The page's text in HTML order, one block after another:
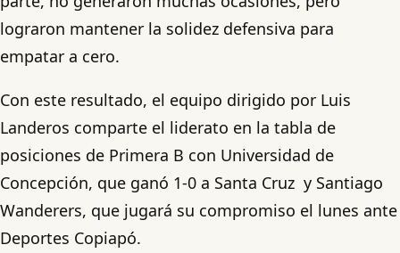
lograron mantener la solidez defensiva para
empatar a cero.
Con este resultado, el equipo dirigido por Luis
Landeros comparte el liderato en la tabla de
posiciones de Primera B con Universidad de
Concepción, que ganó 1-0 a Santa Cruz y Santiago
Wanderers, que jugará su compromiso el lunes ante
Deportes Copiapó.